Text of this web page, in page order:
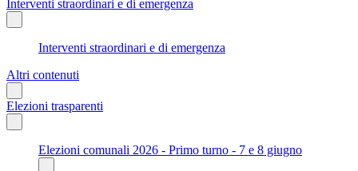
Interventi straordinari e di emergenza
Interventi straordinari e di emergenza
Altri contenuti
Elezioni trasparenti
Elezioni comunali 2026 - Primo turno - 7 e 8 giugno